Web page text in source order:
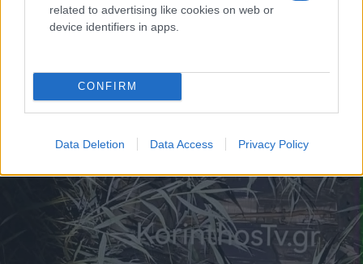
related to advertising like cookies on web or
device identifiers in apps.
CONFIRM
Data Deletion Data Access Privacy Policy